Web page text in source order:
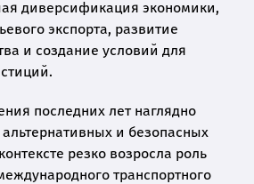
диверсификация экономики,
экспорта, развитие
и создание условий для
последних лет наглядно
и безопасных
резко возросла роль
транспортного